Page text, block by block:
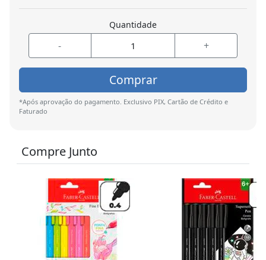
Quantidade
- +
Comprar
*Após aprovação do pagamento. Exclusivo PIX, Cartão de Crédito e
Faturado
Compre Junto